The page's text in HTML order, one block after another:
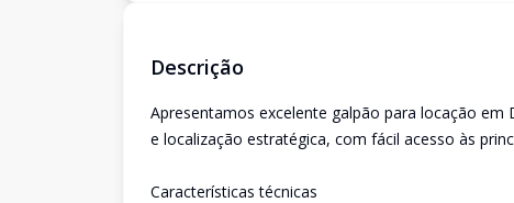
Descrição
Apresentamos excelente galpão para locação
e localização estratégica, com fácil acesso às
Características técnicas